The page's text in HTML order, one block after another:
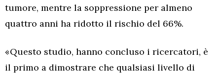
tumore, mentre la soppressione per almeno
quattro anni ha ridotto il rischio del 66%.
«Questo studio, hanno concluso i ricercatori, è
il primo a dimostrare che qualsiasi livello di